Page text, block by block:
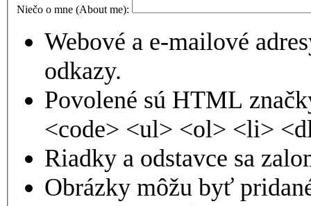
Niečo o mne (About me):
Webové a e-mailové
odkazy.
Povolené sú HTML
<code> <ul> <ol> <li>
Riadky a odstavce sa
Obrázky môžu byť